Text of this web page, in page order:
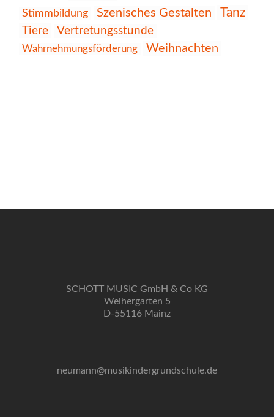
Stimmbildung Szenisches Gestalten Tanz
Tiere Vertretungsstunde
Wahrnehmungsförderung Weihnachten
SCHOTT MUSIC GmbH & Co KG
Weihergarten 5
D-55116 Mainz
neumann@musikindergrundschule.de